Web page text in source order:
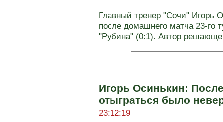
Главный тренер "Сочи" Игорь
после домашнего матча 23‑го
"Рубина" (0:1). Автор
Игорь Осинькин: После
отыграться было
23:12:19